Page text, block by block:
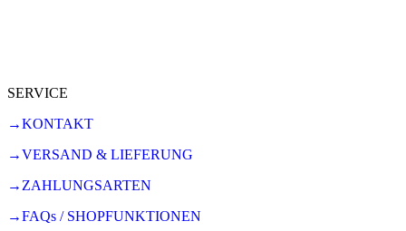
SERVICE
→KONTAKT
→VERSAND & LIEFERUNG
→ZAHLUNGSARTEN
→FAQs / SHOPFUNKTIONEN